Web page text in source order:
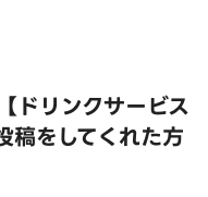
ドリンクサービス
をしてくれた方